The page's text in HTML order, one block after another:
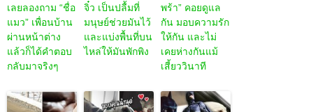
เลยลองถาม “ชื่อ
แมว” เพื่อนบ้าน
ผ่านหน้าต่าง
แล้วก็ได้คำตอบ
กลับมาจริงๆ
จิ๋ว เป็นปลื้มที่
มนุษย์ช่วยมันไว้
และแบ่งพื้นที่บน
ไหล่ให้มันพักพิง
พร้า” คอยดูแล
กัน มอบความรัก
ให้กัน และไม่
เคยห่างกันแม้
เสี้ยววินาที